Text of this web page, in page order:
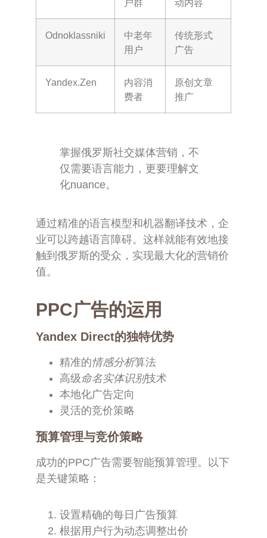
户群 动内容
Odnoklassniki
中老年
用户
传统形式
广告
Yandex.Zen
内容消
费者
原创文章
推广
掌握俄罗斯社交媒体营销，不
仅需要语言能力，更要理解文
化nuance。
通过精准的语言模型和机器翻译技术，企
业可以跨越语言障碍。这样就能有效地接
触到俄罗斯的受众，实现最大化的营销价
值。
PPC广告的运用
Yandex Direct的独特优势
精准的情感分析算法
高级命名实体识别技术
本地化广告定向
灵活的竞价策略
预算管理与竞价策略
成功的PPC广告需要智能预算管理。以下
是关键策略：
设置精确的每日广告预算
根据用户行为动态调整出价